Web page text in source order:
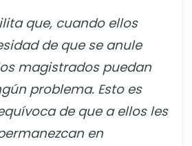
que, cuando ellos
de que se anule
magistrados puedan
problema. Esto es
de que a ellos les
en